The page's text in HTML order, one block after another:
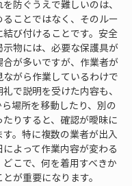
防ぐうえで難しいのは、
ことではなく、そのルー
び付けることです。安全
物には、必要な保護具が
が多いですが、作業者が
がら作業しているわけで
で説明を受けた内容も、
場所を移動したり、別の
りすると、確認が曖昧に
。特に複数の業者が出入
よって作業内容が変わる
こで、何を着用すべきか
が重要になります。